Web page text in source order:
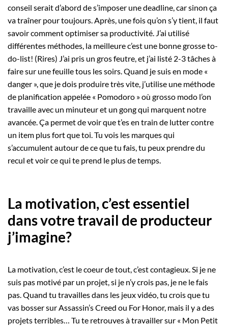
conseil serait d’abord de s’imposer une deadline, car sinon ça
va traîner pour toujours. Après, une fois qu’on s’y tient, il faut
savoir comment optimiser sa productivité. J’ai utilisé
différentes méthodes, la meilleure c’est une bonne grosse to-
do-list! (Rires) J’ai pris un gros feutre, et j’ai listé 2-3 tâches à
faire sur une feuille tous les soirs. Quand je suis en mode «
danger », que je dois produire très vite, j’utilise une méthode
de planification appelée « Pomodoro » où grosso modo l’on
travaille avec un minuteur et un gong qui marquent notre
avancée. Ça permet de voir que t’es en train de lutter contre
un item plus fort que toi. Tu vois les marques qui
s’accumulent autour de ce que tu fais, tu peux prendre du
recul et voir ce qui te prend le plus de temps.
La motivation, c’est essentiel
dans votre travail de producteur
j’imagine?
La motivation, c’est le coeur de tout, c’est contagieux. Si je ne
suis pas motivé par un projet, si je n’y crois pas, je ne le fais
pas. Quand tu travailles dans les jeux vidéo, tu crois que tu
vas bosser sur Assassin’s Creed ou For Honor, mais il y a des
projets terribles… Tu te retrouves à travailler sur « Mon Petit